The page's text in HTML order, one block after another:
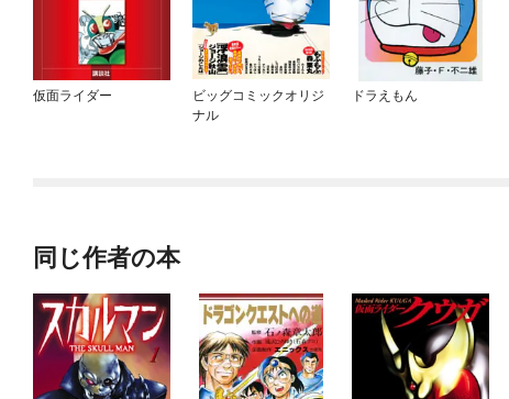
仮面ライダー
ビッグコミックオリジ
ナル
ドラえもん
同じ作者の本